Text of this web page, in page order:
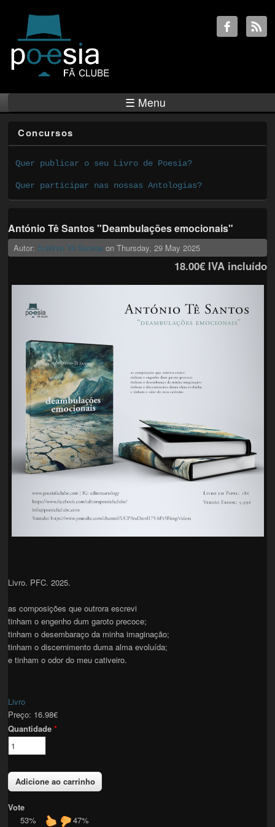
☰ Menu
Concursos
Quer publicar o seu Livro de Poesia?
Quer participar nas nossas Antologias?
António Tê Santos "Deambulações emocionais"
Autor:António Tê Santos onThursday, 29 May 2025
18.00€IVA incluído
Livro. PFC. 2025.
as composições que outrora escrevi
tinham o engenho dum garoto precoce;
tinham o desembaraço da minha imaginação;
tinham o discernimento duma alma evoluída;
e tinham o odor do meu cativeiro.
Livro
Preço: 16.98€
Quantidade*
Vote
53%
47%